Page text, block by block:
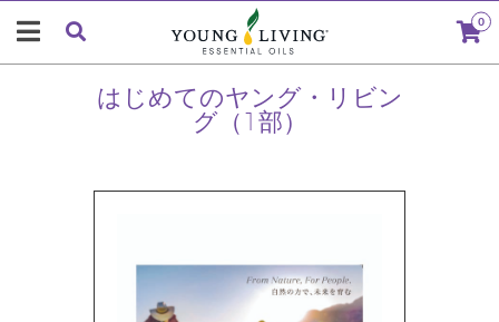
0
はじめてのヤング・リビン
グ（1部）